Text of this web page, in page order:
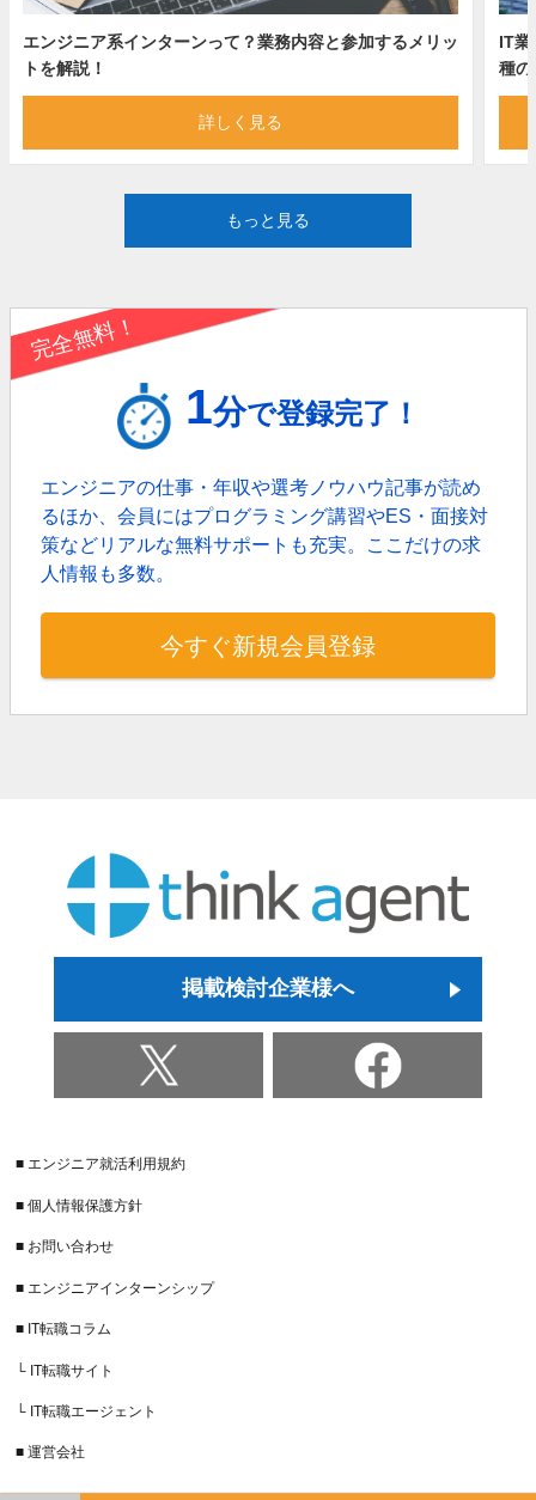
エンジニア系インターンって？業務内容と参加するメリッ
トを解説！
詳しく見る
IT業
種の
もっと見る
完全無料！
1分で登録完了！
エンジニアの仕事・年収や選考ノウハウ記事が読め
るほか、会員にはプログラミング講習やES・面接対
策などリアルな無料サポートも充実。 ここだけの求
人情報も多数。
今すぐ新規会員登録
掲載検討企業様へ
■ エンジニア就活利用規約
■ 個人情報保護方針
■ お問い合わせ
■ エンジニアインターンシップ
■ IT転職コラム
└ IT転職サイト
└ IT転職エージェント
■ 運営会社